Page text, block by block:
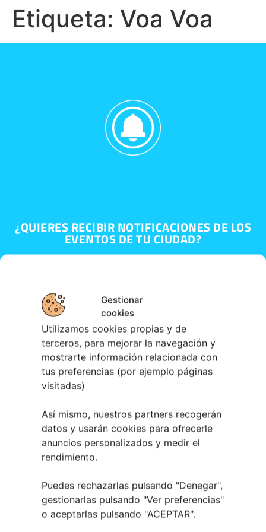
Gestionar
cookies
Utilizamos cookies propias y de
terceros, para mejorar la navegación y
mostrarte información relacionada con
tus preferencias (por ejemplo páginas
visitadas)
Así mismo, nuestros partners recogerán
datos y usarán cookies para ofrecerle
anuncios personalizados y medir el
rendimiento.
Puedes rechazarlas pulsando "Denegar",
gestionarlas pulsando "Ver preferencias"
o aceptarlas pulsando "ACEPTAR".
Etiqueta: Voa Voa
¿QUIERES RECIBIR NOTIFICACIONES DE LOS
EVENTOS DE TU CIUDAD?
Te lo explicamos
¡HAZ QUE TU NEGOCIO SE VEA!
MÁS NEGOCIO
· Contrata 1 mes y te regalamos otro